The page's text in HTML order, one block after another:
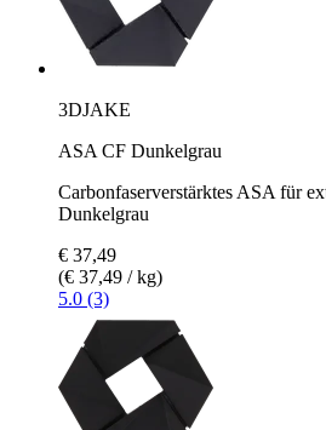
3DJAKE
ASA CF Dunkelgrau
Carbonfaserverstärktes ASA für
Dunkelgrau
€ 37,49
(€ 37,49 / kg)
5.0 (3)